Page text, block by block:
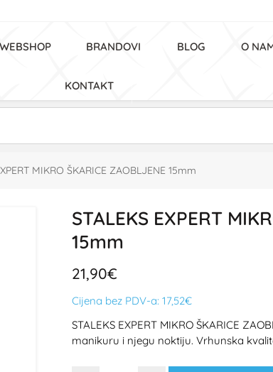
WEBSHOP BRANDOVI BLOG O
KONTAKT
MIKRO ŠKARICE ZAOBLJENE 15mm
STALEKS EXPERT
15mm
21,90€
Cijena bez PDV-a: 17,52€
STALEKS EXPERT MIKRO ŠKARICE
manikuru i njegu noktiju. Vrhunska